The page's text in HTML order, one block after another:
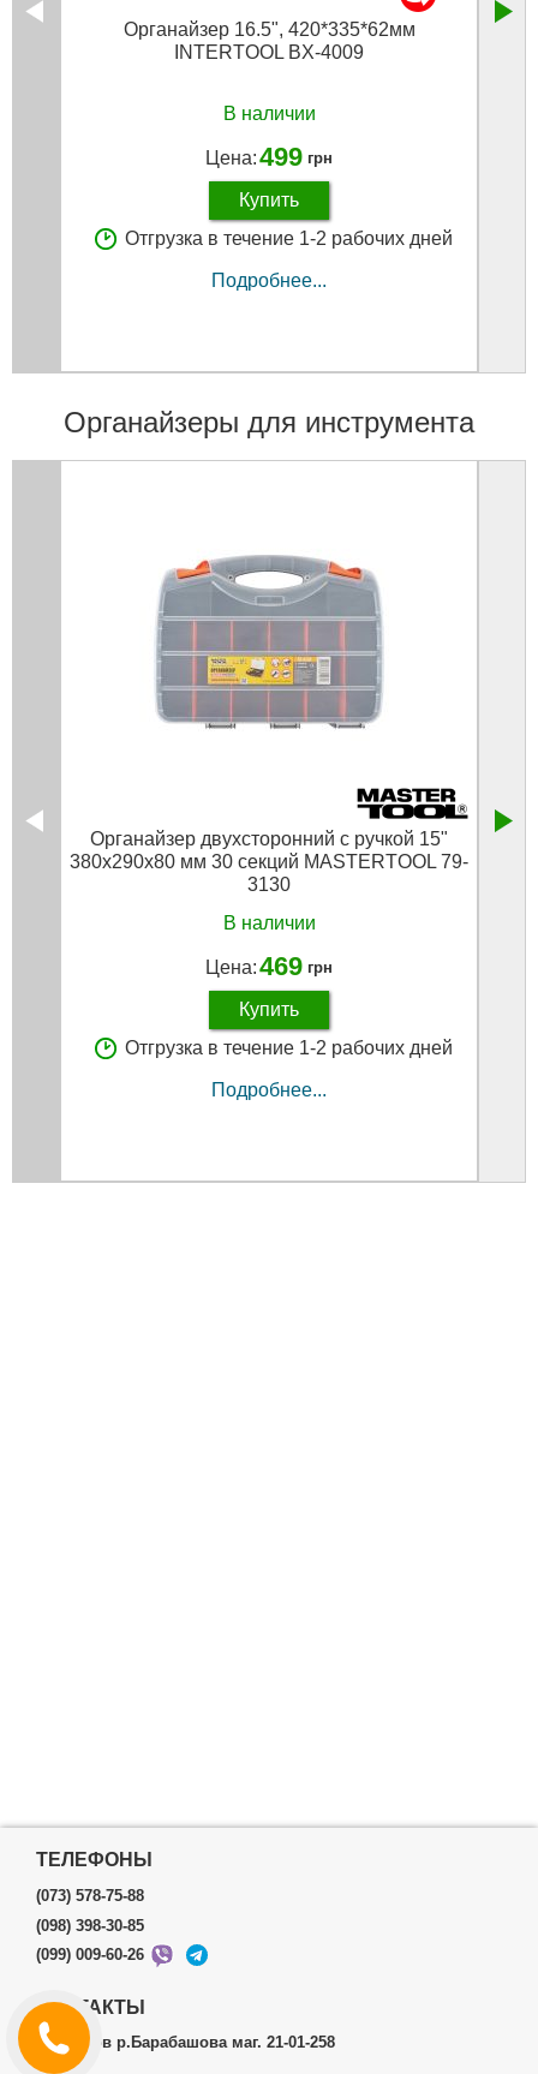
Органайзер 16.5", 420*335*62мм
INTERTOOL BX-4009
В наличии
Цена:499 грн
Купить
Отгрузка в течение 1-2 рабочих дней
Подробнее...
Органайзеры для инструмента
Органайзер двухсторонний с ручкой 15"
380х290х80 мм 30 секций MASTERTOOL 79-
3130
В наличии
Цена:469 грн
Купить
Отгрузка в течение 1-2 рабочих дней
Подробнее...
ТЕЛЕФОНЫ
(073) 578-75-88
(098) 398-30-85
(099) 009-60-26
КОНТАКТЫ
г.Харьков р.Барабашова маг. 21-01-258